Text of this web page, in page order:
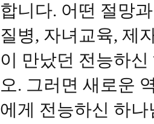
합니다. 어떤 절망
질병, 자녀교육, 제
이 만났던 전능하
오. 그러면 새로운
에게 전능하신 하